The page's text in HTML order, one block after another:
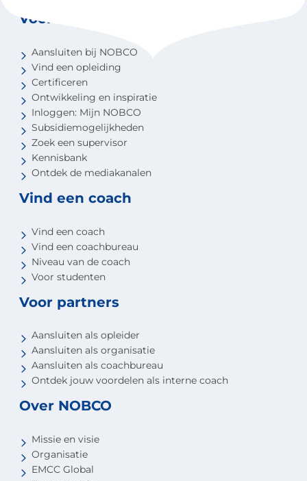
Voor coaches
Aansluiten bij NOBCO
Vind een opleiding
Certificeren
Ontwikkeling en inspiratie
Inloggen: Mijn NOBCO
Subsidiemogelijkheden
Zoek een supervisor
Kennisbank
Ontdek de mediakanalen
Vind een coach
Vind een coach
Vind een coachbureau
Niveau van de coach
Voor studenten
Voor partners
Aansluiten als opleider
Aansluiten als organisatie
Aansluiten als coachbureau
Ontdek jouw voordelen als interne coach
Over NOBCO
Missie en visie
Organisatie
EMCC Global